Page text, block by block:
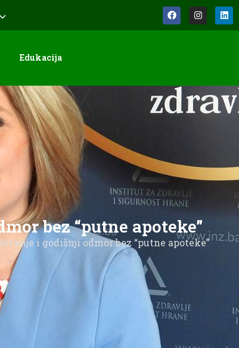
Edukacija
bez “putne apoteke”
i godišnji odmor bez “putne apoteke”